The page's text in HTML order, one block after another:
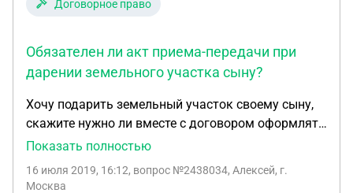
Договорное право
Обязателен ли акт приема-передачи при
дарении земельного участка сыну?
Хочу подарить земельный участок своему сыну,
скажите нужно ли вместе с договором оформлять
акт приема-передачи или можно обойтись без
гос.регистрации или после? В образцах договора
Показать полностью
16 июля 2019, 16:12, вопрос №2438034, Алексей, г.
Москва